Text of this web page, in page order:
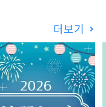
이가 인기. 음식과 교
것을 어레인지 할 수있
더보기